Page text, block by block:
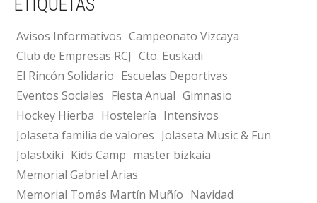
Avisos Informativos Campeonato Vizcaya
Club de Empresas RCJ Cto. Euskadi
El Rincón Solidario Escuelas Deportivas
Eventos Sociales Fiesta Anual Gimnasio
Hockey Hierba Hostelería Intensivos
Jolaseta familia de valores Jolaseta Music & Fun
Jolastxiki Kids Camp master bizkaia
Memorial Gabriel Arias
Memorial Tomás Martín Muñío Navidad